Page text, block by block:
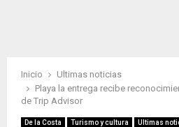
Inicio
Ultimas noticias
Playa la entrega recibe
de Trip Advisor
De la Costa Turismo y cultura Ultimas